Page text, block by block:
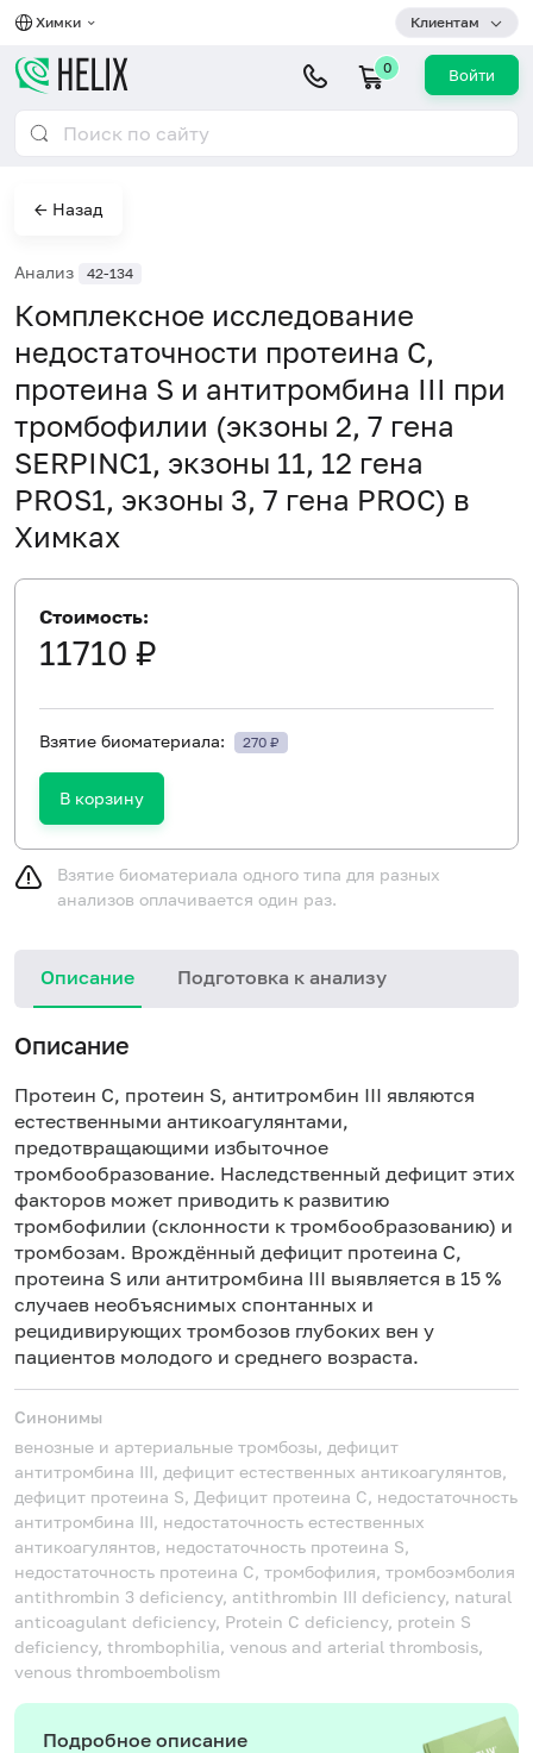
Химки Клиентам
0 Войти
← Назад
Анализ 42-134
Комплексное исследование
недостаточности протеина С,
протеина S и антитромбина III при
тромбофилии (экзоны 2, 7 гена
SERPINC1, экзоны 11, 12 гена
PROS1, экзоны 3, 7 гена PROC) в
Химках
Стоимость:
11710 ₽
Взятие биоматериала: 270 ₽
В корзину
Взятие биоматериала одного типа для разных
анализов оплачивается один раз.
Описание Подготовка к анализу
Описание
Протеин С, протеин S, антитромбин III являются
естественными антикоагулянтами,
предотвращающими избыточное
тромбообразование. Наследственный дефицит этих
факторов может приводить к развитию
тромбофилии (склонности к тромбообразованию) и
тромбозам. Врождённый дефицит протеина С,
протеина S или антитромбина III выявляется в 15 %
случаев необъяснимых спонтанных и
рецидивирующих тромбозов глубоких вен у
пациентов молодого и среднего возраста.
Синонимы
венозные и артериальные тромбозы, дефицит
антитромбина III, дефицит естественных антикоагулянтов,
дефицит протеина S, Дефицит протеина С, недостаточность
антитромбина III, недостаточность естественных
антикоагулянтов, недостаточность протеина S,
недостаточность протеина С, тромбофилия, тромбоэмболия
antithrombin 3 deficiency, antithrombin III deficiency, natural
anticoagulant deficiency, Protein C deficiency, protein S
deficiency, thrombophilia, venous and arterial thrombosis,
venous thromboembolism
Подробное описание